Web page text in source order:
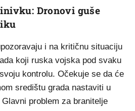
Dronovi guše
i na kritičnu situaciju
koji ruska vojska pod svaku
kontrolu. Očekuje se da će
središtu grada nastaviti u
problem za branitelje